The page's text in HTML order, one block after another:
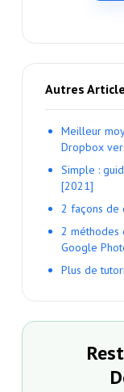
Autres
Meilleur
Dropbox
Simple :
[2021]
2 façons de
2 méthodes
Google
Plus de